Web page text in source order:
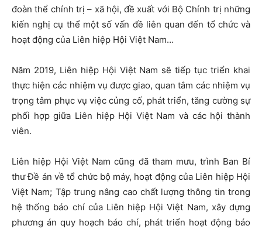
đoàn thể chính trị – xã hội, đề xuất với Bộ Chính trị những
kiến nghị cụ thể một số vấn đề liên quan đến tổ chức và
hoạt động của Liên hiệp Hội Việt Nam…
Năm 2019, Liên hiệp Hội Việt Nam sẽ tiếp tục triển khai
thực hiện các nhiệm vụ được giao, quan tâm các nhiệm vụ
trọng tâm phục vụ việc củng cố, phát triển, tăng cường sự
phối hợp giữa Liên hiệp Hội Việt Nam và các hội thành
viên.
Liên hiệp Hội Việt Nam cũng đã tham mưu, trình Ban Bí
thư Đề án về tổ chức bộ máy, hoạt động của Liên hiệp Hội
Việt Nam; Tập trung nâng cao chất lượng thông tin trong
hệ thống báo chí của Liên hiệp Hội Việt Nam, xây dựng
phương án quy hoạch báo chí, phát triển hoạt động báo